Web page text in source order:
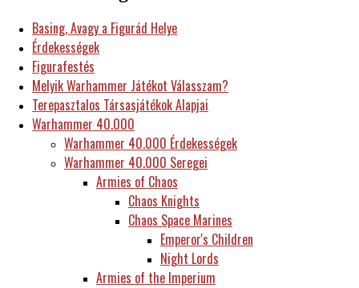
Basing, Avagy a Figurád Helye
Érdekességek
Figurafestés
Melyik Warhammer Játékot Válasszam?
Terepasztalos Társasjátékok Alapjai
Warhammer 40.000
Warhammer 40.000 Érdekességek
Warhammer 40.000 Seregei
Armies of Chaos
Chaos Knights
Chaos Space Marines
Emperor's Children
Night Lords
Armies of the Imperium